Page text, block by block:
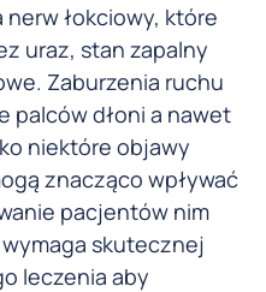
łokciowy, które
uraz, stan zapalny
Zaburzenia ruchu
palców dłoni a nawet
niektóre objawy
znacząco wpływać
pacjentów nim
skutecznej
leczenia aby